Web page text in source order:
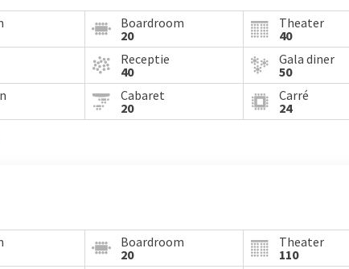
Boardroom
20
Theater
40
Receptie
40
Gala diner
50
Cabaret
20
Carré
24
Boardroom
20
Theater
110